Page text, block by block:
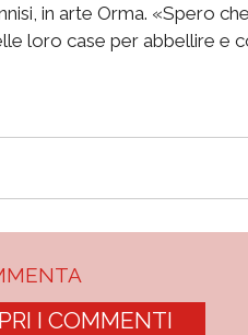
in arte Orma. «Spero
loro case per abbellire e
I COMMENTI